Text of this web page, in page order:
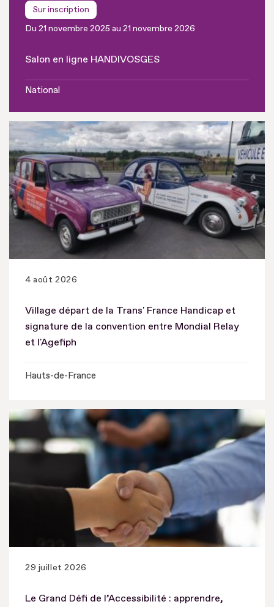
Sur inscription
Du 21 novembre 2025 au 21 novembre 2026
Salon en ligne HANDIVOSGES
National
4 août 2026
Village départ de la Trans' France Handicap et
signature de la convention entre Mondial Relay
et l'Agefiph
Hauts-de-France
29 juillet 2026
Le Grand Défi de l’Accessibilité : apprendre,